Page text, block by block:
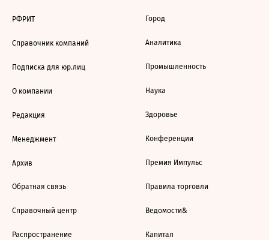
РФРИТ
Справочник компаний
Подписка для юр.лиц
О компании
Редакция
Менеджмент
Архив
Обратная связь
Справочный центр
Распространение
Город
Аналитика
Промышленность
Наука
Здоровье
Конференции
Премия Импульс
Правила торговли
Ведомости&
Капитал